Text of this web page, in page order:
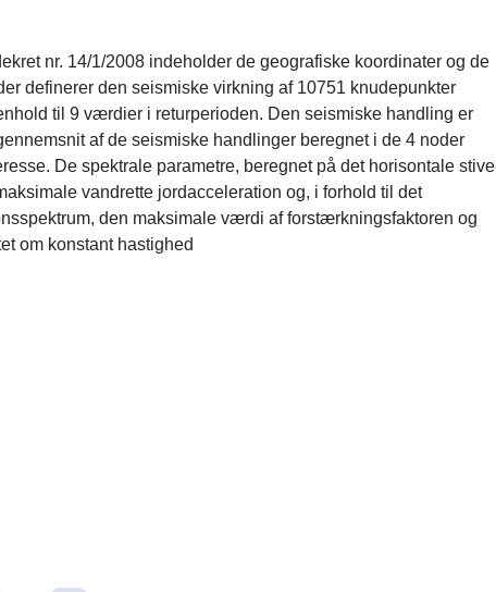
nr. 14/1/2008 indeholder de geografiske koordinater og de
definerer den seismiske virkning af 10751 knudepunkter
til 9 værdier i returperioden. Den seismiske handling er
af de seismiske handlinger beregnet i de 4 noder
De spektrale parametre, beregnet på det horisontale stive
vandrette jordacceleration og, i forhold til det
den maksimale værdi af forstærkningsfaktoren og
om konstant hastighed